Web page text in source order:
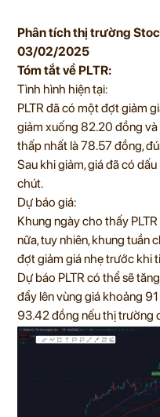
Phân tích thị trường
03/02/2025
Tóm tắt về PLTR:
Tình hình hiện tại:
PLTR đã có một đợt giảm
giảm xuống 82.20 đồng
thấp nhất là 78.57 đồng,
Sau khi giảm, giá đã có
chút.
Dự báo giá:
Khung ngày cho thấy
nữa, tuy nhiên, khung tuần
đợt giảm giá nhẹ trước khi
Dự báo PLTR có thể sẽ
đẩy lên vùng giá khoảng
93.42 đồng nếu thị trường